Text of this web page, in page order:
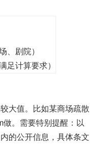
、剧院）
足计算要求）
大值。比如某商场疏散
做。需要特别提醒：以
的公开信息，具体条文